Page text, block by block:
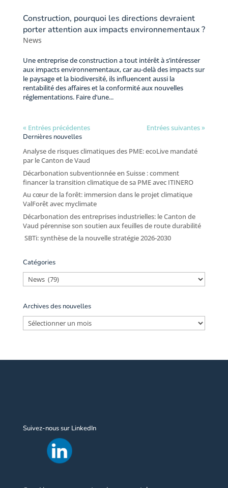
Construction, pourquoi les directions devraient
porter attention aux impacts environnementaux ?
News
Une entreprise de construction a tout intérêt à s’intéresser
aux impacts environnementaux, car au-delà des impacts sur
le paysage et la biodiversité, ils influencent aussi la
rentabilité des affaires et la conformité aux nouvelles
réglementations. Faire d’une...
« Entrées précédentes
Entrées suivantes »
Dernières nouvelles
Analyse de risques climatiques des PME: ecoLive mandaté
par le Canton de Vaud
Décarbonation subventionnée en Suisse : comment
financer la transition climatique de sa PME avec ITINERO
Au cœur de la forêt: immersion dans le projet climatique
ValForêt avec myclimate
Décarbonation des entreprises industrielles: le Canton de
Vaud pérennise son soutien aux feuilles de route durabilité
SBTi: synthèse de la nouvelle stratégie 2026-2030
Catégories
Catégories
Archives des nouvelles
Archives
des
Suivez-nous sur LinkedIn